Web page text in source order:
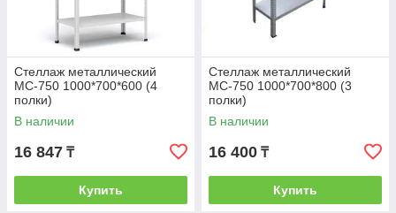
Стеллаж металлический
МС-750 1000*700*600 (4
полки)
В наличии
16 847 ₸
Купить
Стеллаж металлический
МС-750 1000*700*800 (3
полки)
В наличии
16 400 ₸
Купить